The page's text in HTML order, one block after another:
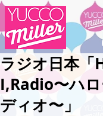
ラジオ日本「
I,Radio〜ハ
ディオ〜」